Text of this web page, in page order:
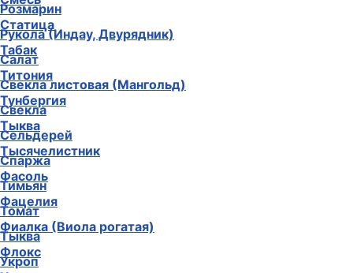
Статица
Табак
Титония
Тунбергия
Тыква
Тысячелистник
Фасоль
Фацелия
Фиалка (Виола рогатая)
Флокс
Розмарин
Рукола (Индау, Двурядник)
Салат
Свекла листовая (Мангольд)
Свекла
Сельдерей
Спаржа
Тимьян
Томат
Тыква
Укроп